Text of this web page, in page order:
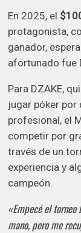
En 2025, el
protagonista,
ganador,
afortunado fue
Para DZAKE,
jugar póker
profesional, el
competir por
través de un
experiencia y
campeón.
«Empecé el
mano, pero me